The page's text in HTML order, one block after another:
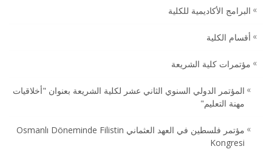
البرامج الأكاديمية للكلية
أقسام الكلية
مؤتمرات كلية الشريعة
المؤتمر الدولي السنوي الثاني عشر لكلية الشريعة بعنوان "أخلاقيات
مهنة التعليم"
مؤتمر فلسطين في العهد العثماني Osmanlı Döneminde Filistin
Kongresi